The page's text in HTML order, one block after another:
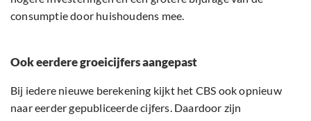
consumptie door huishoudens mee.
Ook eerdere groeicijfers aangepast
Bij iedere nieuwe berekening kijkt het CBS ook opnieuw
naar eerder gepubliceerde cijfers. Daardoor zijn